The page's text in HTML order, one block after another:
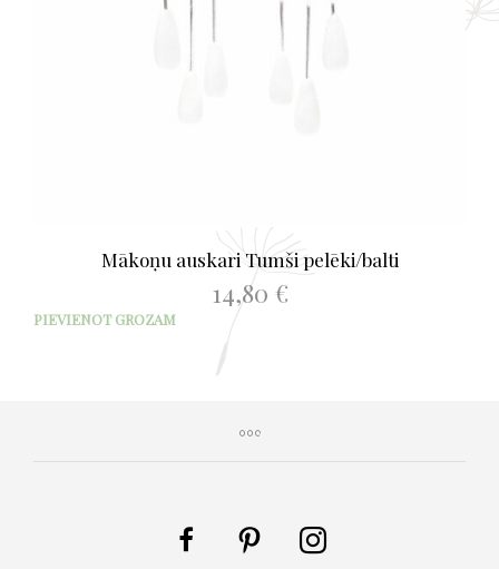
Mākoņu auskari Tumši pelēki/balti
14,80 €
PIEVIENOT GROZAM